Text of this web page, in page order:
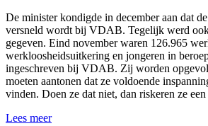
De minister kondigde in december aan dat
versneld wordt bij VDAB. Tegelijk werd ook
gegeven. Eind november waren 126.965
werkloosheidsuitkering en jongeren in
ingeschreven bij VDAB. Zij worden
moeten aantonen dat ze voldoende
vinden. Doen ze dat niet, dan riskeren ze een
Lees meer